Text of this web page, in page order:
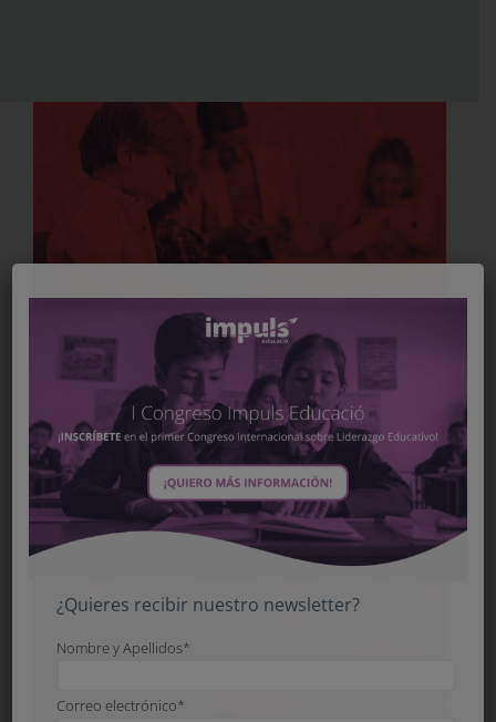
Every student learns by design, not
by chance
April 2nd, 2024 | Tags: Entrevista ,Experts education
¿Quieres recibir nuestro newsletter?
Nombre y Apellidos*
Correo electrónico*